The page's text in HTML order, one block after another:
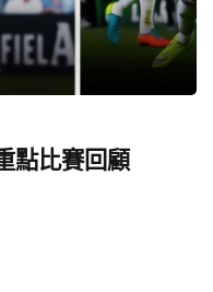
點比賽回顧